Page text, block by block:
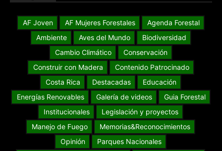
AF Joven AF Mujeres Forestales
Agenda Forestal
Ambiente
Aves del Mundo
Biodiversidad
Cambio Climático
Conservación
Construir con Madera
Contenido Patrocinado
Costa Rica
Destacadas
Educación
Energías Renovables
Galería de videos
Guia Forestal
Institucionales
Legislación y proyectos
Manejo de Fuego
Memorias&Reconocimientos
Opinión
Parques Nacionales